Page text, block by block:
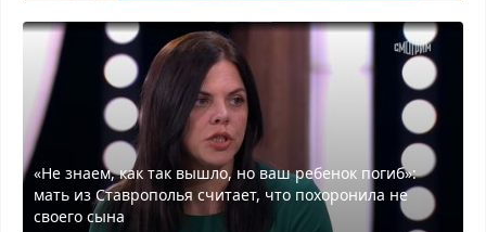
«Не знаем, как так вышло, но ваш ребенок погиб»:
мать из Ставрополья считает, что похоронила не
своего сына